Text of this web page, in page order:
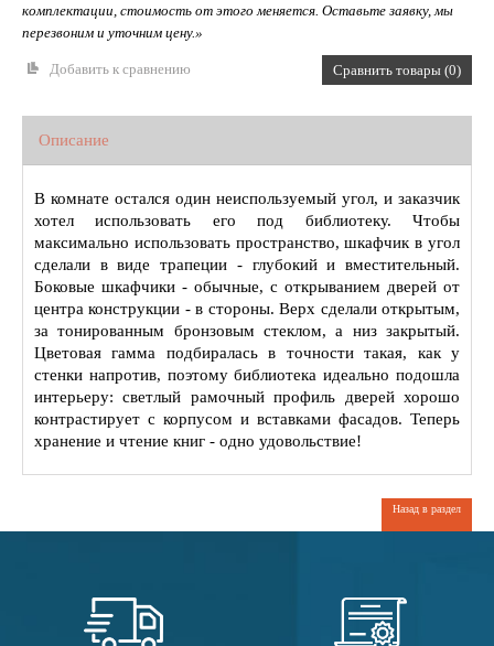
комплектации, стоимость от этого меняется. Оставьте заявку, мы
перезвоним и уточним цену.»
Добавить к сравнению Сравнить товары (0)
Описание
В комнате остался один неиспользуемый угол, и заказчик
хотел использовать его под библиотеку. Чтобы
максимально использовать пространство, шкафчик в угол
сделали в виде трапеции - глубокий и вместительный.
Боковые шкафчики - обычные, с открыванием дверей от
центра конструкции - в стороны. Верх сделали открытым,
за тонированным бронзовым стеклом, а низ закрытый.
Цветовая гамма подбиралась в точности такая, как у
стенки напротив, поэтому библиотека идеально подошла
интерьеру: светлый рамочный профиль дверей хорошо
контрастирует с корпусом и вставками фасадов. Теперь
хранение и чтение книг - одно удовольствие!
Назад в раздел